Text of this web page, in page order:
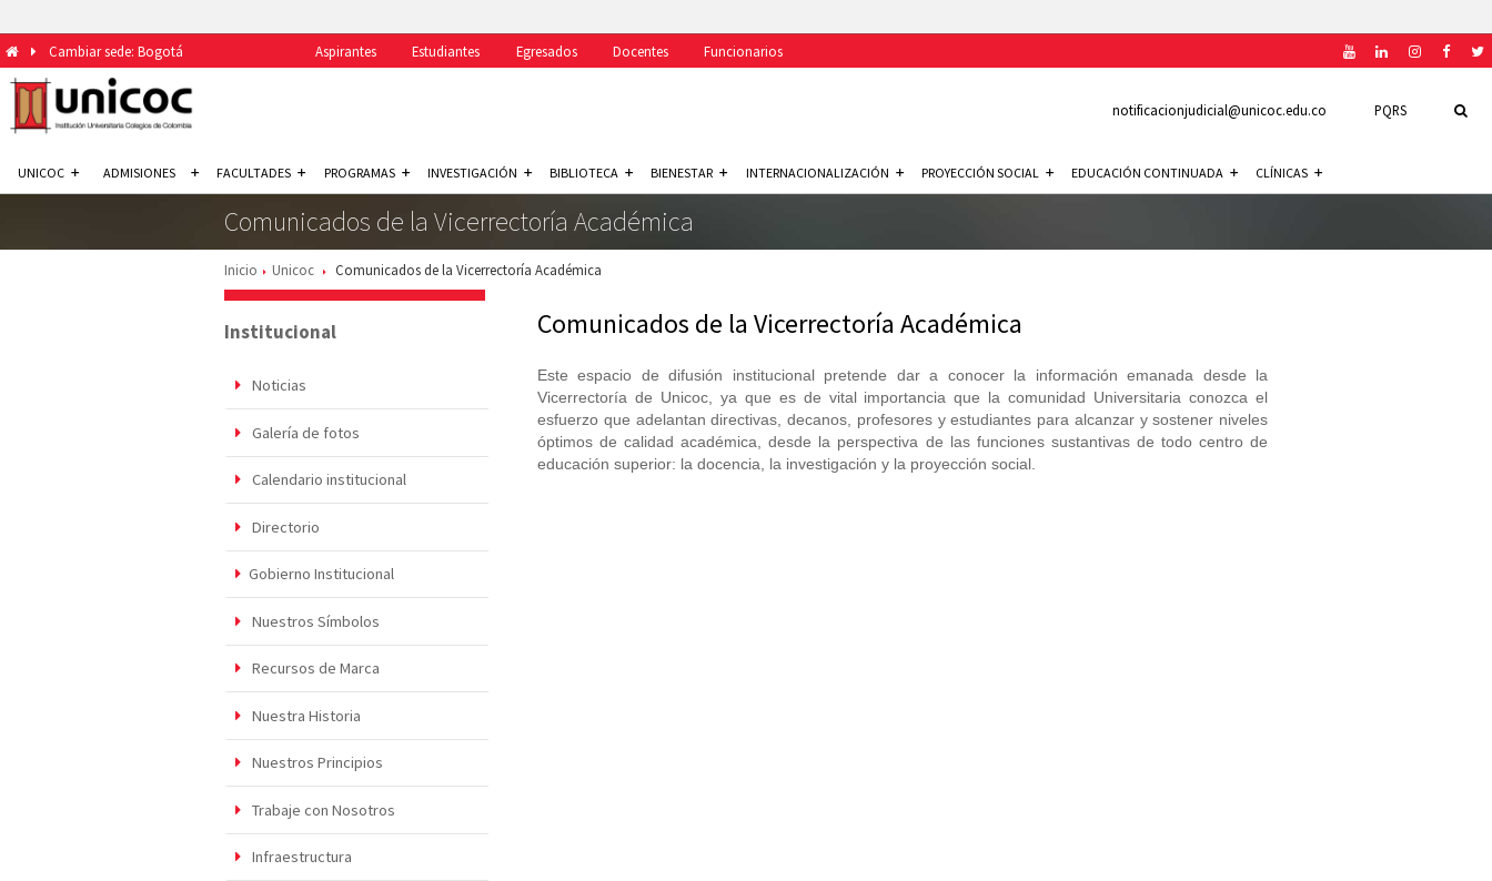
Cambiar sede: Bogotá Aspirantes Estudiantes Egresados Docentes Funcionarios
PQRS
notificacionjudicial@unicoc.edu.co
UNICOC ADMISIONES FACULTADES PROGRAMAS INVESTIGACIÓN BIBLIOTECA BIENESTAR INTERNACIONALIZACIÓN PROYECCIÓN SOCIAL EDUCACIÓN CONTINUADA CLÍNICAS
Comunicados de la Vicerrectoría Académica
Inicio Unicoc Comunicados de la Vicerrectoría Académica
Institucional
Noticias
Galería de fotos
Calendario institucional
Directorio
Gobierno Institucional
Nuestros Símbolos
Recursos de Marca
Nuestra Historia
Nuestros Principios
Trabaje con Nosotros
Infraestructura
Comunicados de la Vicerrectoría Académica
Este espacio de difusión institucional pretende dar a conocer la información emanada desde la
Vicerrectoría de Unicoc, ya que es de vital importancia que la comunidad Universitaria conozca el
esfuerzo que adelantan directivas, decanos, profesores y estudiantes para alcanzar y sostener niveles
óptimos de calidad académica, desde la perspectiva de las funciones sustantivas de todo centro de
educación superior: la docencia, la investigación y la proyección social.